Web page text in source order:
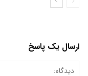
ارسال یک پاسخ